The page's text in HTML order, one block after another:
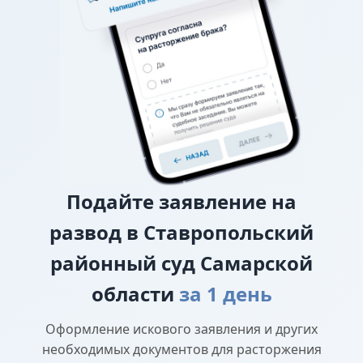
требование о взыскании алиментов заявляется в
исковом заявлении о разводе.
О лишении или ограничении родительских
Подайте заявление на
развод в Ставропольский
районный суд Самарской
области за 1 день
Оформление искового заявления и других
необходимых документов для расторжения